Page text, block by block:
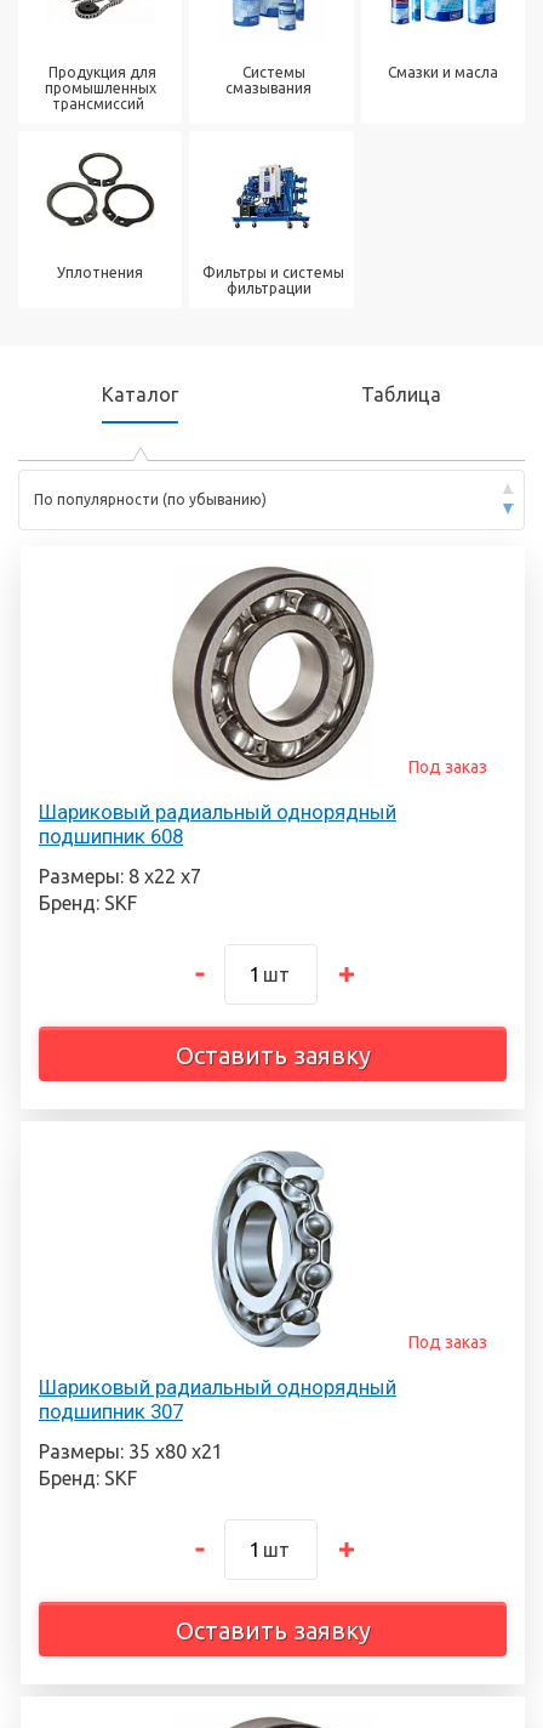
Продукция для
промышленных
трансмиссий
Системы
смазывания
Смазки и масла
Уплотнения
Фильтры и системы
фильтрации
Каталог Таблица
По популярности (по убыванию)
Шариковый радиальный однорядный
подшипник 608
Под заказ
Размеры: 8 х22 х7
Бренд: SKF
шт
Оставить заявку
Шариковый радиальный однорядный
подшипник 307
Под заказ
Размеры: 35 х80 х21
Бренд: SKF
шт
Оставить заявку